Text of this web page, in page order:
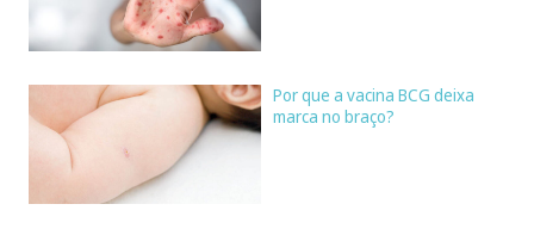
Por que a vacina BCG deixa
marca no braço?